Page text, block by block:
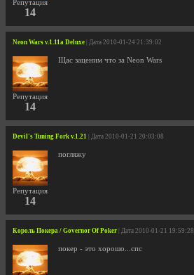
Репутация
14
Neon Wars v.1.11a Deluxe | Дата 2010-01-24 21:39:02
Репутация
14
Щас заценим что за Neon Wars
Devil's Tuning Fork v.1.21 | Дата 2010-01-21 20:03:08
Репутация
14
погляжу
Король Покера / Governor Of Poker | Дата 2010-01-21 19:59:28
покер - это хорошо...спс